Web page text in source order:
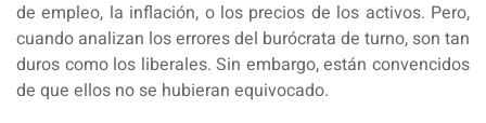
de empleo, la inflación, o los precios de los activos. Pero,
cuando analizan los errores del burócrata de turno, son tan
duros como los liberales. Sin embargo, están convencidos
de que ellos no se hubieran equivocado.